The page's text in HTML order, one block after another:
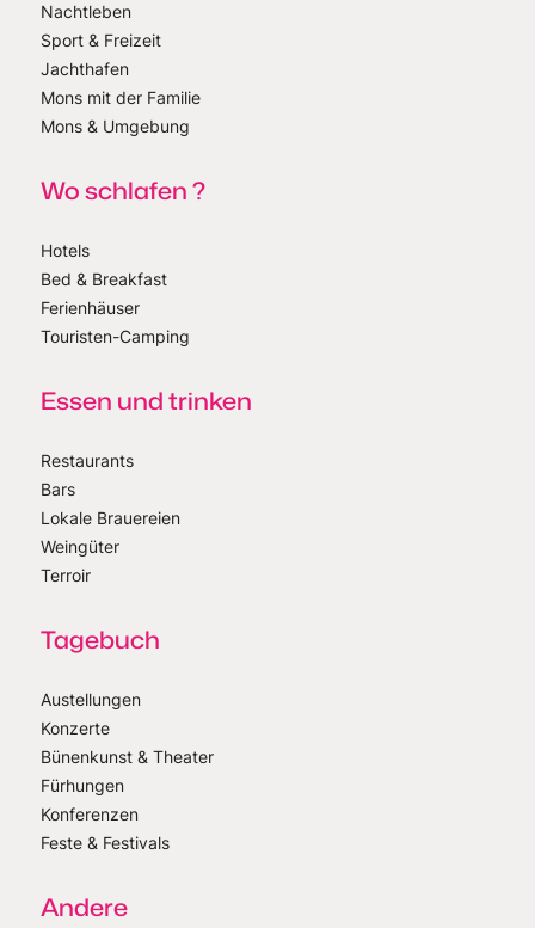
Nachtleben
Sport & Freizeit
Jachthafen
Mons mit der Familie
Mons & Umgebung
Wo schlafen ?
Hotels
Bed & Breakfast
Ferienhäuser
Touristen-Camping
Essen und trinken
Restaurants
Bars
Lokale Brauereien
Weingüter
Terroir
Tagebuch
Austellungen
Konzerte
Bünenkunst & Theater
Fürhungen
Konferenzen
Feste & Festivals
Andere